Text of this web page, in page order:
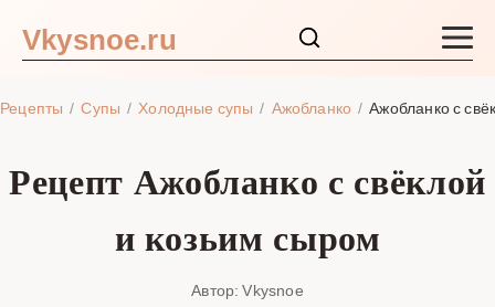
Vkysnoe.ru
Рецепты Супы Холодные супы Ажобланко Ажобланко с
Рецепт Ажобланко с свёклой
и козьим сыром
Автор: Vkysnoe